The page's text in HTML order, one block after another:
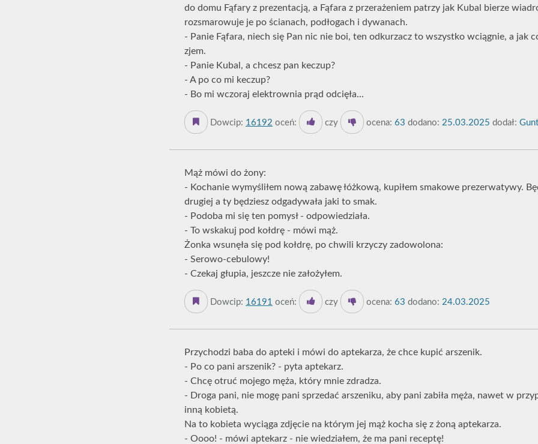
do domu Fąfary z prezentacją, a Fąfara z przerażeniem patrzy jak Kubal bierze
rozsmarowuje je po ścianach, podłogach i dywanach.
- Panie Fąfara, niech się Pan nic nie boi, ten odkurzacz to wszystko wciągnie, a jak
zjem.
- Panie Kubal, a chcesz pan keczup?
- A po co mi keczup?
- Bo mi wczoraj elektrownia prąd odcięła...
Dowcip: 16192 oceń: czy ocena: 63 dodano: 25.03.2025 dodał:
Mąż mówi do żony:
- Kochanie wymyśliłem nową zabawę łóżkową, kupiłem smakowe prezerwatywy.
drugiej a ty będziesz odgadywała jaki to smak.
- Podoba mi się ten pomysł - odpowiedziała.
- To wskakuj pod kołdrę - mówi mąż.
Żonka wsunęła się pod kołdrę, po chwili krzyczy zadowolona:
- Serowo-cebulowy!
- Czekaj głupia, jeszcze nie założyłem.
Dowcip: 16191 oceń: czy ocena: 63 dodano: 24.03.2025
Przychodzi baba do apteki i mówi do aptekarza, że chce kupić arszenik.
- Po co pani arszenik? - pyta aptekarz.
- Chcę otruć mojego męża, który mnie zdradza.
- Droga pani, nie mogę pani sprzedać arszeniku, aby pani zabiła męża, nawet w
inną kobietą.
Na to kobieta wyciąga zdjęcie na którym jej mąż kocha się z żoną aptekarza.
- Oooo! - mówi aptekarz - nie wiedziałem, że ma pani receptę!